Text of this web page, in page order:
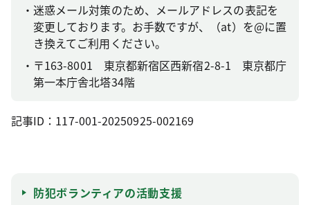
迷惑メール対策のため、メールアドレスの表記を
変更しております。お手数ですが、（at）を@に置
き換えてご利用ください。
〒163-8001 東京都新宿区西新宿2-8-1 東京都庁
第一本庁舎北塔34階
記事ID：117-001-20250925-002169
防犯ボランティアの活動支援